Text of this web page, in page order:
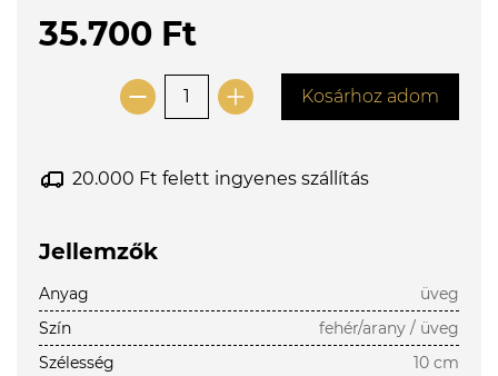
35.700 Ft
Kosárhoz adom
20.000 Ft felett ingyenes szállítás
Jellemzők
Anyag
üveg
Szín
fehér/arany / üveg
Szélesség
10 cm